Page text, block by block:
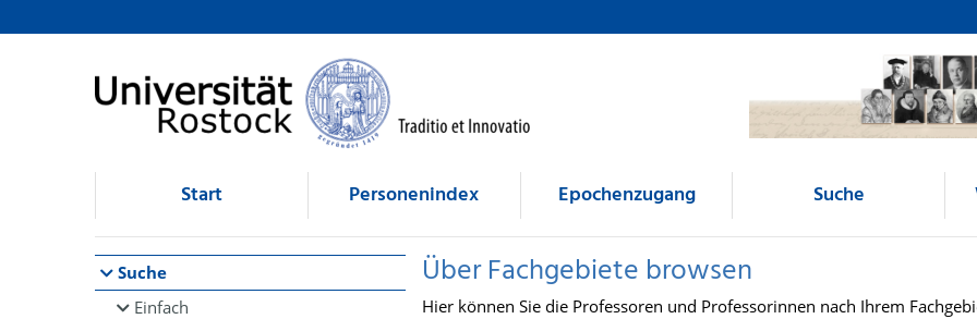
Browsen
direkt zum Inhalt
Start Personenindex Epochenzugang Suche
Suche
Einfach
Über Fachgebiete browsen
Hier können Sie die Professoren und Professorinnen nach Ihrem